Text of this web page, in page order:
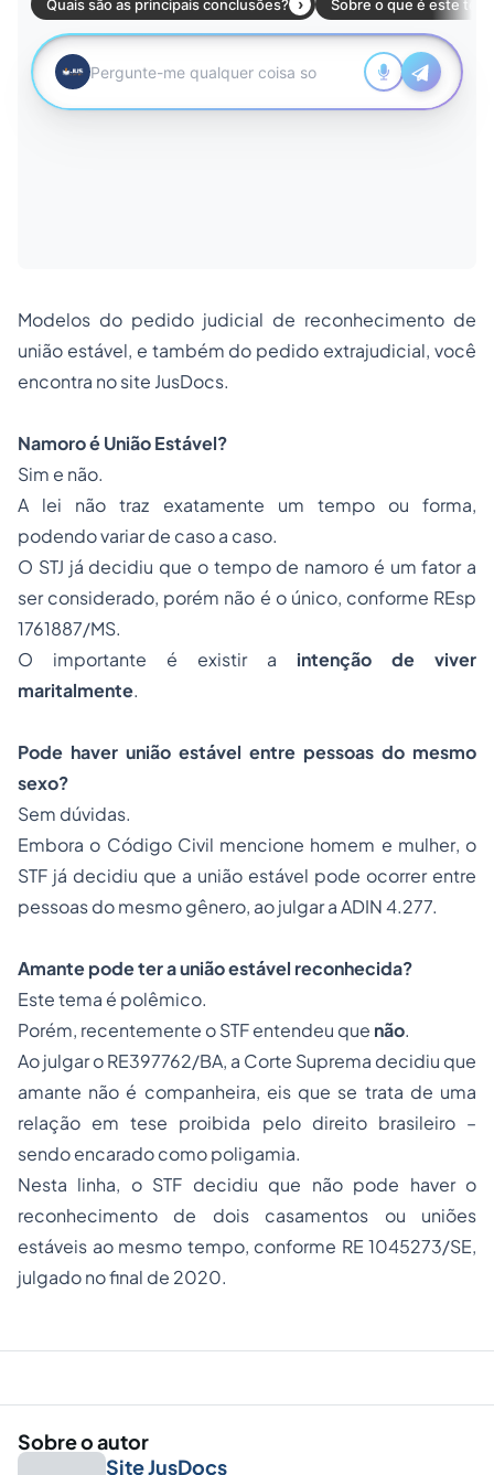
Modelos do pedido judicial de reconhecimento de
união estável, e também do pedido extrajudicial, você
encontra no site JusDocs.
Namoro é União Estável?
Sim e não.
A lei não traz exatamente um tempo ou forma,
podendo variar de caso a caso.
O STJ já decidiu que o tempo de namoro é um fator a
ser considerado, porém não é o único, conforme REsp
1761887/MS.
O importante é existir a intenção de viver
maritalmente.
Pode haver união estável entre pessoas do mesmo
sexo?
Sem dúvidas.
Embora o Código Civil mencione homem e mulher, o
STF já decidiu que a união estável pode ocorrer entre
pessoas do mesmo gênero, ao julgar aADIN 4.277.
Amante pode ter a união estável reconhecida?
Este tema é polêmico.
Porém, recentemente o STF entendeu que não.
Ao julgar oRE397762/BA, a Corte Suprema decidiu que
amante não é companheira, eis que se trata de uma
relação em tese proibida pelo direito brasileiro –
sendo encarado como poligamia.
Nesta linha, o STF decidiu que não pode haver o
reconhecimento de dois casamentos ou uniões
estáveis ao mesmo tempo, conforme RE 1045273/SE,
julgado no final de 2020.
Sobre o autor
Site JusDocs